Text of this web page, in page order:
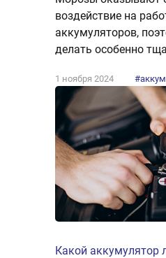
воздействие на
аккумуляторов,
делать особенно
1 ноября 2024
Какой аккумулятор